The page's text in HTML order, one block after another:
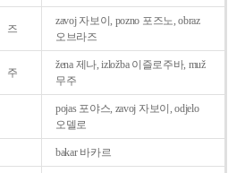
즈
zavoj 자보이, pozno 포즈노, obraz
오브라즈
주
žena 제나, izložba 이즐로주바, muž
무주
pojas 포야스, zavoj 자보이, odjelo
오델로
bakar 바카르